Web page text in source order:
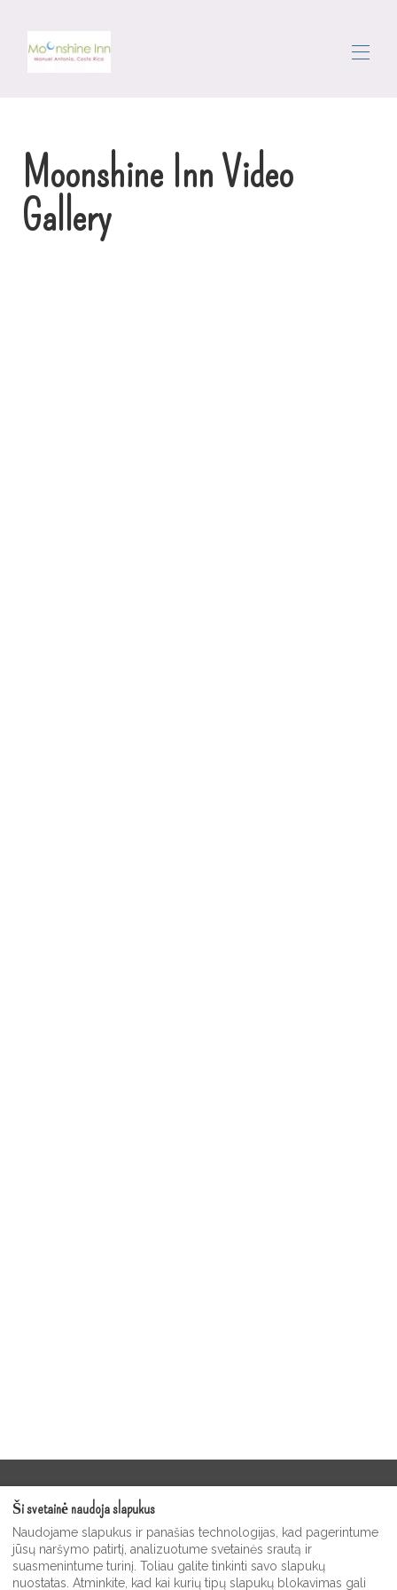
All properties
▾
Plotas
Moonshine Inn Video
Gallery
Paslaugų teikimo sąlygos
Moonshine svečių vaizdo galerija
Privatumo politika
Moonshine Inn suvenyrų ir dovanų parduotuvė
Ši svetainė naudoja slapukus
Naudojame slapukus ir panašias technologijas, kad pagerintume
jūsų naršymo patirtį, analizuotume svetainės srautą ir
suasmenintume turinį. Toliau galite tinkinti savo slapukų
nuostatas. Atminkite, kad kai kurių tipų slapukų blokavimas gali